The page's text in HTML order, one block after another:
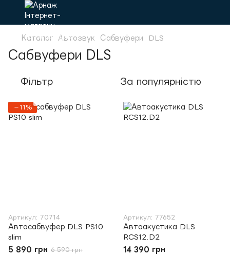
Каталог Автозвук Сабвуфери DLS
Сабвуфери DLS
Фільтр За популярністю
−11%
Артикул: 70714
Автосабвуфер DLS PS10
slim
5 890 грн 6 590 грн
Артикул: 77652
Автоакустика DLS
RCS12.D2
14 390 грн